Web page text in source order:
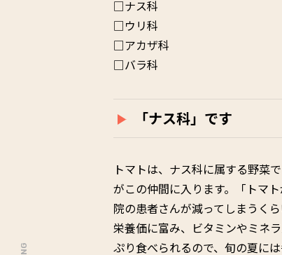
□ナス科
□ウリ科
□アカザ科
□バラ科
「ナス科」です
トマトは、ナス科に属する野菜
がこの仲間に入ります。「トマ
院の患者さんが減ってしまうく
栄養価に富み、ビタミンやミネ
ぷり食べられるので、旬の夏に